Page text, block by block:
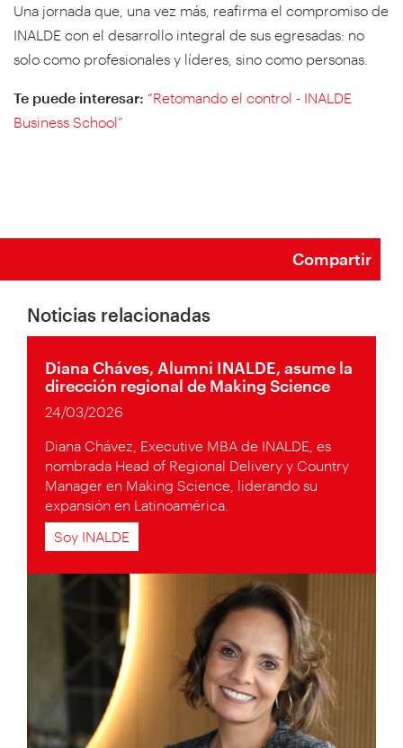
Una jornada que, una vez más, reafirma el compromiso de
INALDE con el desarrollo integral de sus egresadas: no
solo como profesionales y líderes, sino como personas.
Te puede interesar: “Retomando el control - INALDE
Business School”
Compartir
Noticias relacionadas
Diana Cháves, Alumni INALDE, asume la
dirección regional de Making Science
24/03/2026
Diana Chávez, Executive MBA de INALDE, es
nombrada Head of Regional Delivery y Country
Manager en Making Science, liderando su
expansión en Latinoamérica.
Soy INALDE